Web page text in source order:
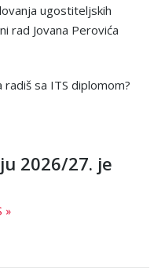
ugostiteljskih
rad Jovana Perovića
radiš sa ITS diplomom?
2026/27. je
»